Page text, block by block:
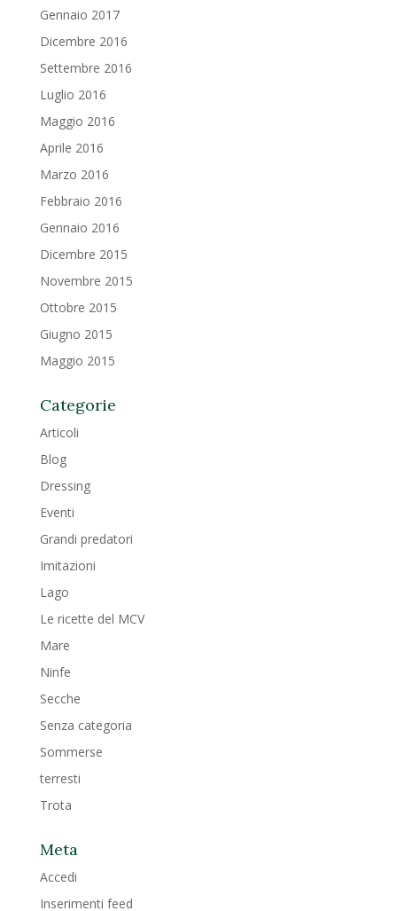
Gennaio 2017
Dicembre 2016
Settembre 2016
Luglio 2016
Maggio 2016
Aprile 2016
Marzo 2016
Febbraio 2016
Gennaio 2016
Dicembre 2015
Novembre 2015
Ottobre 2015
Giugno 2015
Maggio 2015
Categorie
Articoli
Blog
Dressing
Eventi
Grandi predatori
Imitazioni
Lago
Le ricette del MCV
Mare
Ninfe
Secche
Senza categoria
Sommerse
terresti
Trota
Meta
Accedi
Inserimenti feed